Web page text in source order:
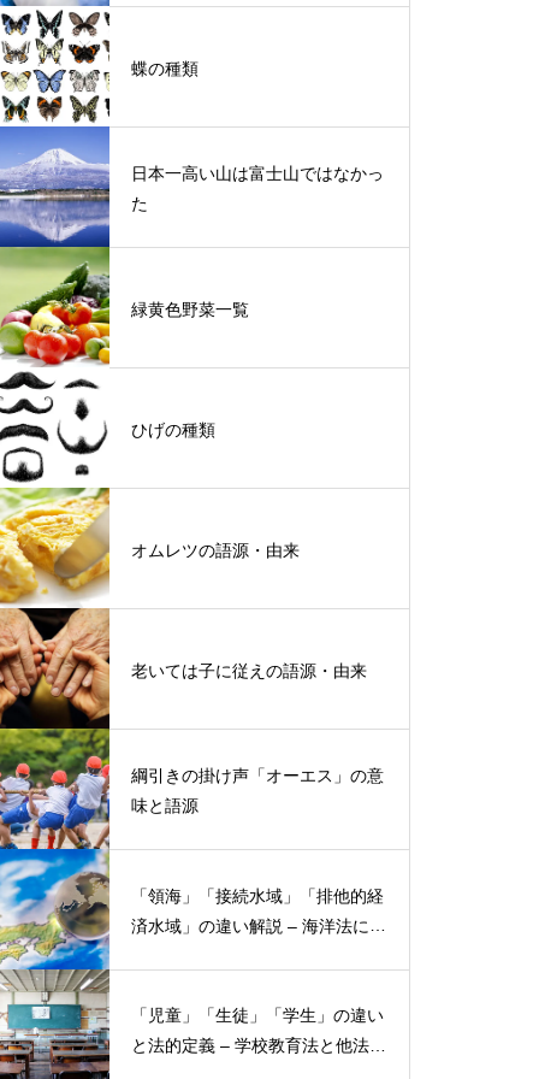
蝶の種類
日本一高い山は富士山ではなかっ
た
緑黄色野菜一覧
ひげの種類
オムレツの語源・由来
老いては子に従えの語源・由来
綱引きの掛け声「オーエス」の意
味と語源
「領海」「接続水域」「排他的経
済水域」の違い解説 – 海洋法にお
「児童」「生徒」「学生」の違い
と法的定義 – 学校教育法と他法律